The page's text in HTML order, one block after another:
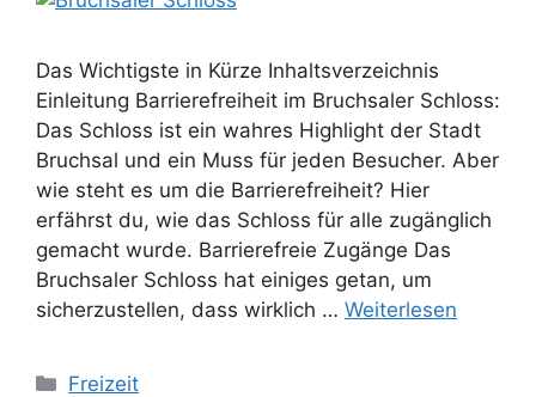
Das Wichtigste in Kürze Inhaltsverzeichnis
Einleitung Barrierefreiheit im Bruchsaler Schloss:
Das Schloss ist ein wahres Highlight der Stadt
Bruchsal und ein Muss für jeden Besucher. Aber
wie steht es um die Barrierefreiheit? Hier
erfährst du, wie das Schloss für alle zugänglich
gemacht wurde. Barrierefreie Zugänge Das
Bruchsaler Schloss hat einiges getan, um
sicherzustellen, dass wirklich … Weiterlesen
Kategorien
Freizeit